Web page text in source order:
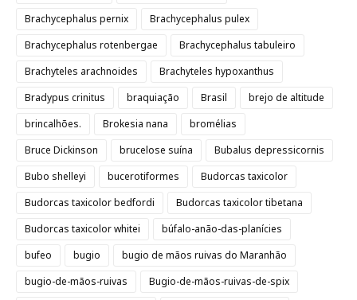
Brachycephalus pernix
Brachycephalus pulex
Brachycephalus rotenbergae
Brachycephalus tabuleiro
Brachyteles arachnoides
Brachyteles hypoxanthus
Bradypus crinitus
braquiação Brasil
brejo de altitude
brincalhões.
Brokesia nana
bromélias
Bruce Dickinson
brucelose suína
Bubalus depressicornis
Bubo shelleyi
bucerotiformes
Budorcas taxicolor
Budorcas taxicolor bedfordi
Budorcas taxicolor tibetana
Budorcas taxicolor whitei
búfalo-anão-das-planícies
bufeo
bugio
bugio de mãos ruivas do Maranhão
bugio-de-mãos-ruivas
Bugio-de-mãos-ruivas-de-spix